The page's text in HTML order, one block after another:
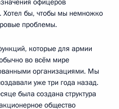
Хотел бы, чтобы мы немножко
проблемы.
которые для армии
во всём мире
организациями. Мы
уже три года назад.
была создана структура
общество